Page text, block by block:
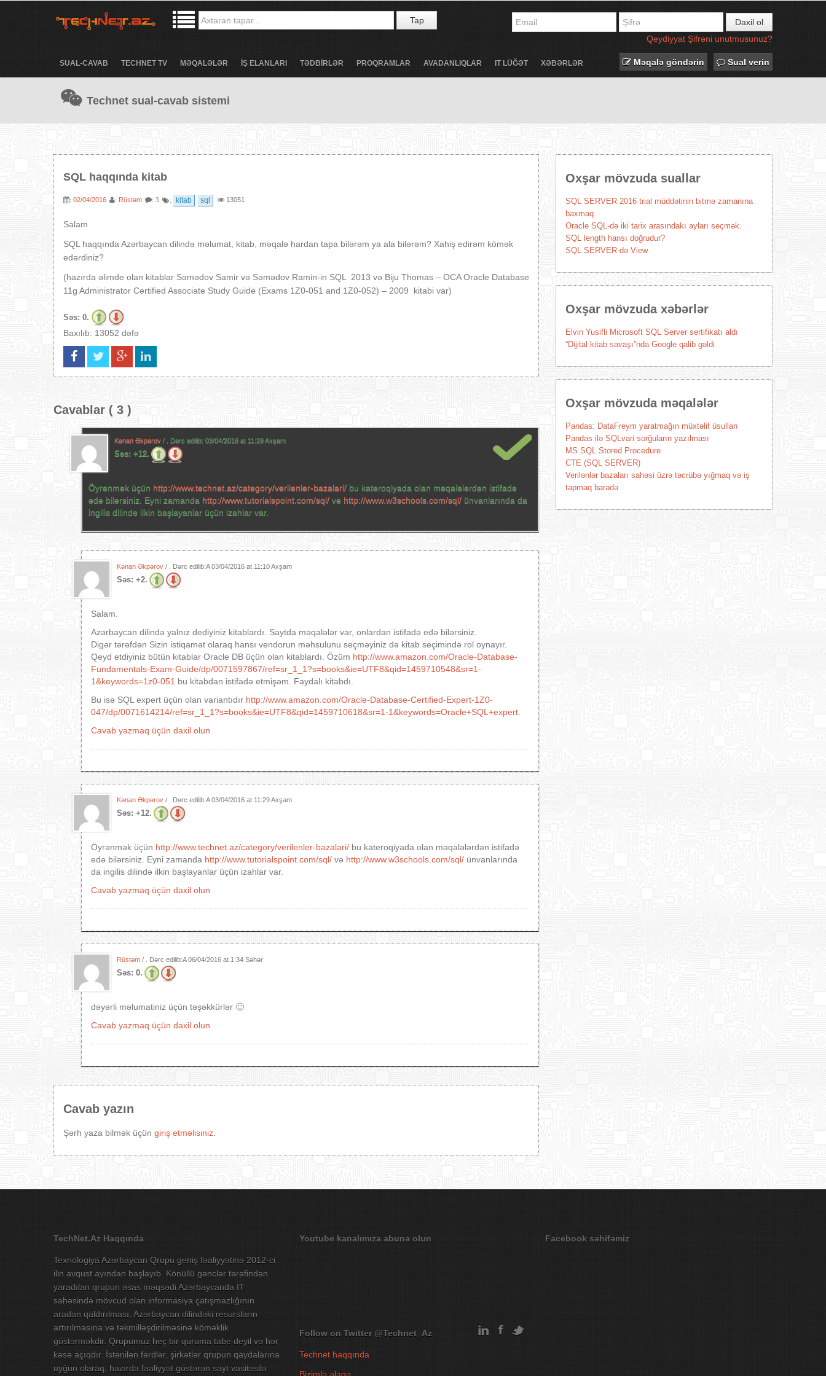
Tap
Daxil ol
Qeydiyyat Şifrəni unutmusunuz?
SUAL-CAVAB TECHNET TV MƏQALƏLƏR İŞ ELANLARI TƏDBİRLƏR PROQRAMLAR AVADANLIQLAR IT LÜĞƏT XƏBƏRLƏR Məqalə göndərin Sual verin
Technet sual-cavab sistemi
SQL haqqında kitab
: 02/04/2016 : Rüstəm : 3 : kitab sql 13051
Salam
SQL haqqında Azərbaycan dilində məlumat, kitab, məqalə hardan tapa bilərəm ya ala bilərəm? Xahiş edirəm kömək
edərdiniz?
(hazırda əlimde olan kitablar Səmədov Samir və Səmədov Ramin-in SQL 2013 və Biju Thomas – OCA Oracle Database
11g Administrator Certified Associate Study Guide (Exams 1Z0-051 and 1Z0-052) – 2009 kitabi var)
Səs: 0.
Baxılıb: 13052 dəfə
Cavablar ( 3 )
Kənan Əkpərov / . Dərc edilib: 03/04/2016 at 11:29 Axşam
Səs: +12.
Öyrənmək üçün http://www.technet.az/category/verilenler-bazalari/ bu kateroqiyada olan məqalələrdən istifadə
edə bilərsiniz. Eyni zamanda http://www.tutorialspoint.com/sql/ və http://www.w3schools.com/sql/ ünvanlarında da
ingilis dilində ilkin başlayanlar üçün izahlar var.
Kənan Əkpərov / . Dərc edilib:A03/04/2016 at 11:10 Axşam
Səs: +2.
Salam.
Azərbaycan dilində yalnız dediyiniz kitablardı. Saytda məqalələr var, onlardan istifadə edə bilərsiniz.
Digər tərəfdən Sizin istiqamət olaraq hansı vendorun məhsulunu seçməyiniz də kitab seçimində rol oynayır.
Qeyd etdiyiniz bütün kitablar Oracle DB üçün olan kitablardı. Özüm http://www.amazon.com/Oracle-Database-
Fundamentals-Exam-Guide/dp/0071597867/ref=sr_1_1?s=books&ie=UTF8&qid=1459710548&sr=1-
1&keywords=1z0-051 bu kitabdan istifadə etmişəm. Faydalı kitabdı.
Bu isə SQL expert üçün olan variantıdır http://www.amazon.com/Oracle-Database-Certified-Expert-1Z0-
047/dp/0071614214/ref=sr_1_1?s=books&ie=UTF8&qid=1459710618&sr=1-1&keywords=Oracle+SQL+expert
Cavab yazmaq üçün daxil olun
Kənan Əkpərov / . Dərc edilib:A03/04/2016 at 11:29 Axşam
Səs: +12.
Öyrənmək üçün http://www.technet.az/category/verilenler-bazalari/ bu kateroqiyada olan məqalələrdən istifadə
edə bilərsiniz. Eyni zamanda http://www.tutorialspoint.com/sql/ və http://www.w3schools.com/sql/ ünvanlarında
da ingilis dilində ilkin başlayanlar üçün izahlar var.
Cavab yazmaq üçün daxil olun
Rüstəm / . Dərc edilib:A06/04/2016 at 1:34 Səhər
Səs: 0.
dəyərli məlumatiniz üçün təşəkkürlər 🙂
Cavab yazmaq üçün daxil olun
Cavab yazın
Şərh yaza bilmək üçün giriş etməlisiniz
Oxşar mövzuda suallar
SQL SERVER 2016 trial müddətinin bitmə zamanına
baxmaq
Oracle SQL-də iki tarix arasındakı ayları seçmək.
SQL length hansı doğrudur?
SQL SERVER-də View
Oxşar mövzuda xəbərlər
Elvin Yusifli Microsoft SQL Server sertifikatı aldı
“Dijital kitab savaşı”nda Google qalib gəldi
Oxşar mövzuda məqalələr
Pandas: DataFreym yaratmağın müxtəlif üsulları
Pandas ilə SQLvari sorğuların yazılması
MS SQL Stored Procedure
CTE (SQL SERVER)
Verilənlər bazaları sahəsi üzrə təcrübə yığmaq və iş
tapmaq barədə
TechNet.Az Haqqında
Texnologiya Azərbaycan Qrupu geniş fəaliyyətinə 2012-ci
ilin avqust ayından başlayıb. Könüllü gənclər tərəfindən
yaradılan qrupun əsas məqsədi Azərbaycanda İT
sahəsində mövcud olan informasiya çatışmazlığının
aradan qaldırılması, Azərbaycan dilindəki resursların
artırılmasına və təkmilləşdirilməsinə köməklik
göstərməkdir. Qrupumuz heç bir quruma tabe deyil və hər
kəsə açıqdır. İstənilən fərdlər, şirkətlər qrupun qaydalarına
uyğun olaraq, hazırda fəaliyyət göstərən sayt vasitəsilə
Youtube kanalımıza abunə olun
Follow on Twitter @Technet_Az
Technet haqqında
Facebook səhifəmiz